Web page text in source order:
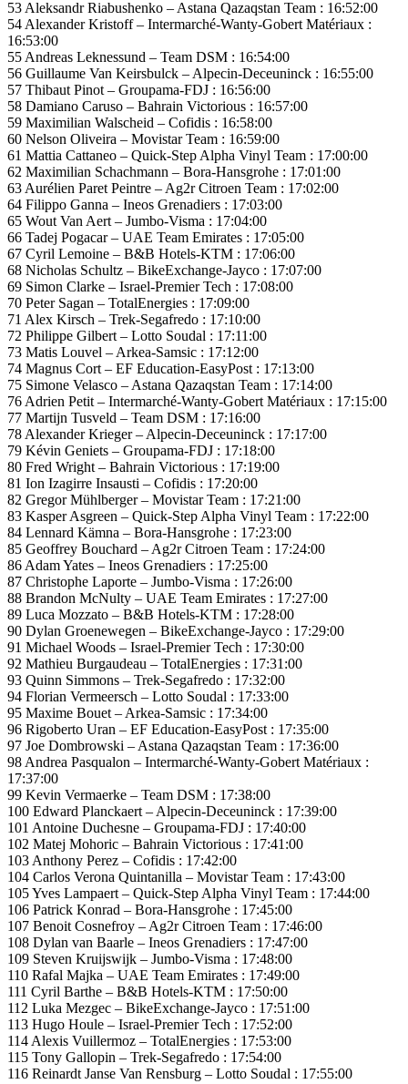
53 Aleksandr Riabushenko – Astana Qazaqstan Team : 16:52:00
54 Alexander Kristoff – Intermarché-Wanty-Gobert Matériaux :
16:53:00
55 Andreas Leknessund – Team DSM : 16:54:00
56 Guillaume Van Keirsbulck – Alpecin-Deceuninck : 16:55:00
57 Thibaut Pinot – Groupama-FDJ : 16:56:00
58 Damiano Caruso – Bahrain Victorious : 16:57:00
59 Maximilian Walscheid – Cofidis : 16:58:00
60 Nelson Oliveira – Movistar Team : 16:59:00
61 Mattia Cattaneo – Quick-Step Alpha Vinyl Team : 17:00:00
62 Maximilian Schachmann – Bora-Hansgrohe : 17:01:00
63 Aurélien Paret Peintre – Ag2r Citroen Team : 17:02:00
64 Filippo Ganna – Ineos Grenadiers : 17:03:00
65 Wout Van Aert – Jumbo-Visma : 17:04:00
66 Tadej Pogacar – UAE Team Emirates : 17:05:00
67 Cyril Lemoine – B&B Hotels-KTM : 17:06:00
68 Nicholas Schultz – BikeExchange-Jayco : 17:07:00
69 Simon Clarke – Israel-Premier Tech : 17:08:00
70 Peter Sagan – TotalEnergies : 17:09:00
71 Alex Kirsch – Trek-Segafredo : 17:10:00
72 Philippe Gilbert – Lotto Soudal : 17:11:00
73 Matis Louvel – Arkea-Samsic : 17:12:00
74 Magnus Cort – EF Education-EasyPost : 17:13:00
75 Simone Velasco – Astana Qazaqstan Team : 17:14:00
76 Adrien Petit – Intermarché-Wanty-Gobert Matériaux : 17:15:00
77 Martijn Tusveld – Team DSM : 17:16:00
78 Alexander Krieger – Alpecin-Deceuninck : 17:17:00
79 Kévin Geniets – Groupama-FDJ : 17:18:00
80 Fred Wright – Bahrain Victorious : 17:19:00
81 Ion Izagirre Insausti – Cofidis : 17:20:00
82 Gregor Mühlberger – Movistar Team : 17:21:00
83 Kasper Asgreen – Quick-Step Alpha Vinyl Team : 17:22:00
84 Lennard Kämna – Bora-Hansgrohe : 17:23:00
85 Geoffrey Bouchard – Ag2r Citroen Team : 17:24:00
86 Adam Yates – Ineos Grenadiers : 17:25:00
87 Christophe Laporte – Jumbo-Visma : 17:26:00
88 Brandon McNulty – UAE Team Emirates : 17:27:00
89 Luca Mozzato – B&B Hotels-KTM : 17:28:00
90 Dylan Groenewegen – BikeExchange-Jayco : 17:29:00
91 Michael Woods – Israel-Premier Tech : 17:30:00
92 Mathieu Burgaudeau – TotalEnergies : 17:31:00
93 Quinn Simmons – Trek-Segafredo : 17:32:00
94 Florian Vermeersch – Lotto Soudal : 17:33:00
95 Maxime Bouet – Arkea-Samsic : 17:34:00
96 Rigoberto Uran – EF Education-EasyPost : 17:35:00
97 Joe Dombrowski – Astana Qazaqstan Team : 17:36:00
98 Andrea Pasqualon – Intermarché-Wanty-Gobert Matériaux :
17:37:00
99 Kevin Vermaerke – Team DSM : 17:38:00
100 Edward Planckaert – Alpecin-Deceuninck : 17:39:00
101 Antoine Duchesne – Groupama-FDJ : 17:40:00
102 Matej Mohoric – Bahrain Victorious : 17:41:00
103 Anthony Perez – Cofidis : 17:42:00
104 Carlos Verona Quintanilla – Movistar Team : 17:43:00
105 Yves Lampaert – Quick-Step Alpha Vinyl Team : 17:44:00
106 Patrick Konrad – Bora-Hansgrohe : 17:45:00
107 Benoit Cosnefroy – Ag2r Citroen Team : 17:46:00
108 Dylan van Baarle – Ineos Grenadiers : 17:47:00
109 Steven Kruijswijk – Jumbo-Visma : 17:48:00
110 Rafal Majka – UAE Team Emirates : 17:49:00
111 Cyril Barthe – B&B Hotels-KTM : 17:50:00
112 Luka Mezgec – BikeExchange-Jayco : 17:51:00
113 Hugo Houle – Israel-Premier Tech : 17:52:00
114 Alexis Vuillermoz – TotalEnergies : 17:53:00
115 Tony Gallopin – Trek-Segafredo : 17:54:00
116 Reinardt Janse Van Rensburg – Lotto Soudal : 17:55:00